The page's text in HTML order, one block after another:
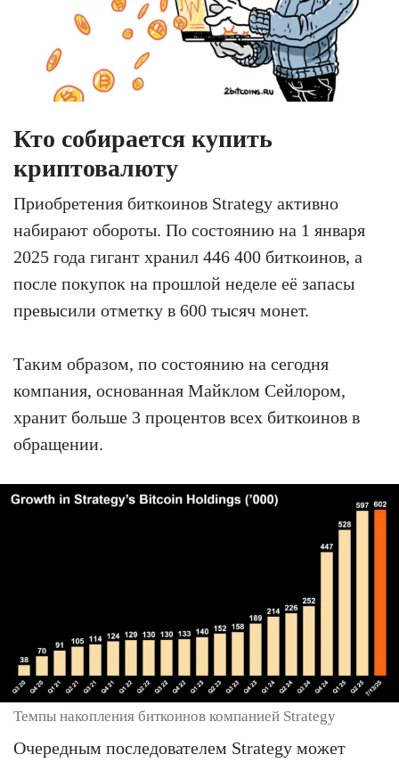
Кто собирается купить
криптовалюту
Приобретения биткоинов Strategy активно
набирают обороты. По состоянию на 1 января
2025 года гигант хранил 446 400 биткоинов, а
после покупок на прошлой неделе её запасы
превысили отметку в 600 тысяч монет.
Таким образом, по состоянию на сегодня
компания, основанная Майклом Сейлором,
хранит больше 3 процентов всех биткоинов в
обращении.
Темпы накопления биткоинов компанией Strategy
Очередным последователем Strategy может